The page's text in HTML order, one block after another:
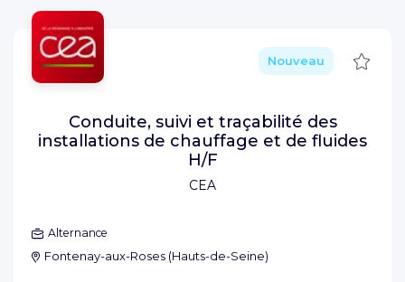
CEA
Nouveau
Conduite, suivi et traçabilité des
installations de chauffage et de fluides
H/F
Alternance
Fontenay-aux-Roses (Hauts-de-Seine)